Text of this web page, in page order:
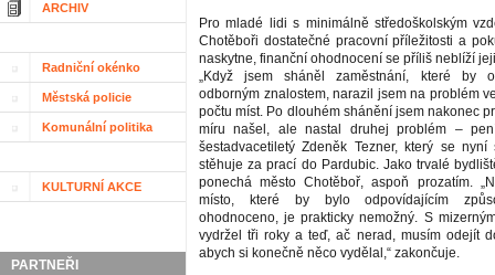
ARCHIV
Radniční okénko
Městská policie
Komunální politika
KULTURNÍ AKCE
PARTNEŘI
Pro mladé lidi s minimálně středoškolským
Chotěboři dostatečné pracovní příležitosti a
naskytne, finanční ohodnocení se příliš neblíží
„Když jsem sháněl zaměstnání, které by
odborným znalostem, narazil jsem na problém
počtu míst. Po dlouhém shánění jsem nakonec
míru našel, ale nastal druhej problém –
šestadvacetiletý Zdeněk Tezner, který se
stěhuje za prací do Pardubic. Jako trvalé
ponechá město Chotěboř, aspoň prozatím.
místo, které by bylo odpovídajícím
ohodnoceno, je prakticky nemožný. S
vydržel tři roky a teď, ač nerad, musím odejít
abych si konečně něco vydělal,“ zakončuje.